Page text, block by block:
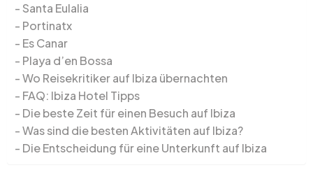
Santa Eulalia
Portinatx
Es Canar
Playa d’en Bossa
Wo Reisekritiker auf Ibiza übernachten
FAQ: Ibiza Hotel Tipps
Die beste Zeit für einen Besuch auf Ibiza
Was sind die besten Aktivitäten auf Ibiza?
Die Entscheidung für eine Unterkunft auf Ibiza